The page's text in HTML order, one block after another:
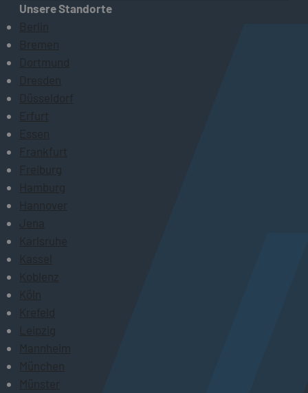
Unsere Standorte
Berlin
Bremen
Dortmund
Dresden
Düsseldorf
Erfurt
Essen
Frankfurt
Freiburg
Hamburg
Hannover
Jena
Karlsruhe
Kassel
Koblenz
Köln
Krefeld
Leipzig
Mannheim
München
Münster